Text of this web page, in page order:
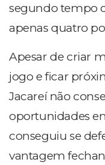
segundo tempo
apenas quatro
Apesar de criar
jogo e ficar
Jacareí não
oportunidades
conseguiu se
vantagem